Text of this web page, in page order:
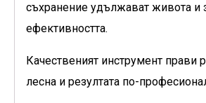
съхранение удължават живота и
ефективността.
Качественият инструмент прави
лесна и резултата по-